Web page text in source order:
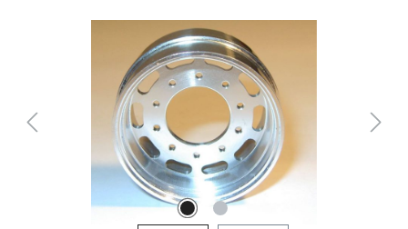
Bildergalerie überspringen